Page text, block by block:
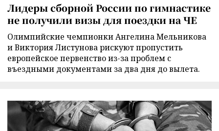
Лидеры сборной России по гимнастике
не получили визы для поездки на ЧЕ
Олимпийские чемпионки Ангелина Мельникова
и Виктория Листунова рискуют пропустить
европейское первенство из-за проблем с
въездными документами за два дня до вылета.